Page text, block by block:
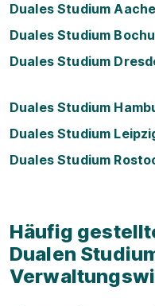
Duales Studium
Duales Studium
Duales Studium
Duales Studium
Duales Studium
Duales Studium
Häufig
Dualen